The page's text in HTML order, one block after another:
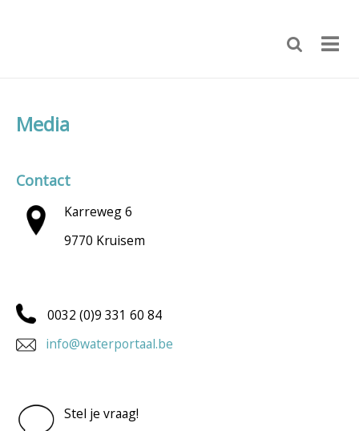
Media
Contact
Karreweg 6
9770 Kruisem
0032 (0)9 331 60 84
info@waterportaal.be
Stel je vraag!